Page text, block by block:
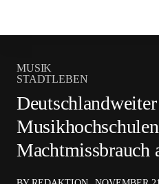
MUSIK
STADTLEBEN
Machtmissbrauch